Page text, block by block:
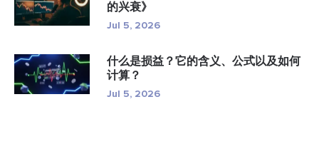
的兴衰》
Jul 5, 2026
什么是损益？它的含义、公式以及如何
计算？
Jul 5, 2026